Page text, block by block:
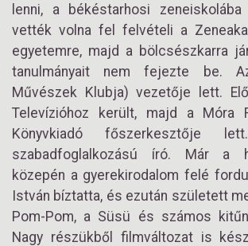
lenni, a békéstarhosi
vették volna fel felvételi a
egyetemre, majd a bölcsészkarra
tanulmányait nem fejezte be.
Művészek Klubja) vezetője lett.
Televízióhoz került, majd a Móra
Könyvkiadó főszerkesztője
szabadfoglalkozású író. Már a
közepén a gyerekirodalom felé
István bíztatta, és ezután született
Pom-Pom, a Süsü és számos
Nagy részükből filmváltozat is